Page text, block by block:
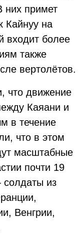
них примет
Кайнуу на
входит более
также
вертолётов.
что движение
Каяани и
в течение
что в этом
масштабные
почти 19
из
Венгрии,